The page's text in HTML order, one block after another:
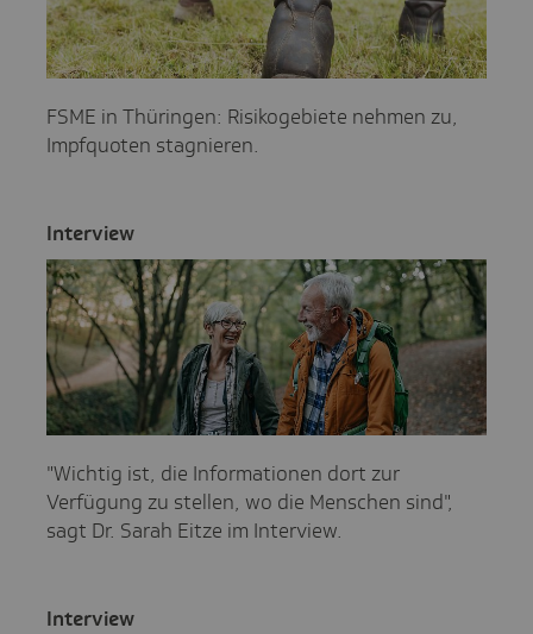
FSME in Thüringen: Risikogebiete nehmen zu,
Impfquoten stagnieren.
Inter­view
"Wichtig ist, die Informationen dort zur
Verfügung zu stellen, wo die Menschen sind",
sagt Dr. Sarah Eitze im Interview.
Inter­view